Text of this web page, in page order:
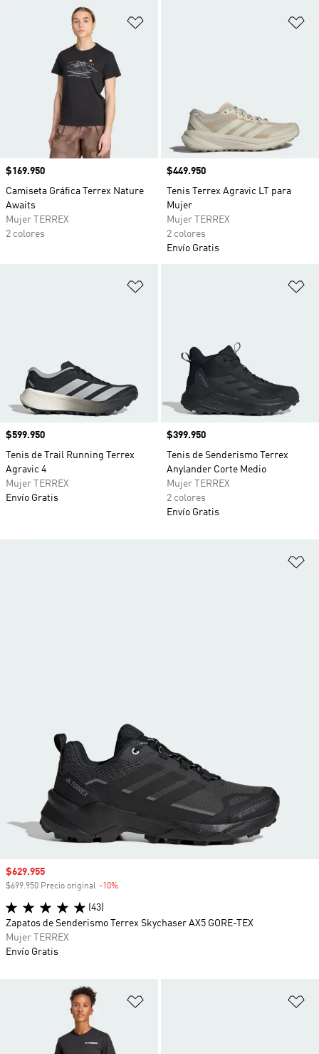
Precio
$169.950
Camiseta Gráfica Terrex Nature
Awaits
Mujer TERREX
2 colores
Precio
$449.950
Tenis Terrex Agravic LT para
Mujer
Mujer TERREX
2 colores
Envío Gratis
Precio
$599.950
Tenis de Trail Running Terrex
Agravic 4
Mujer TERREX
Envío Gratis
Precio
$399.950
Tenis de Senderismo Terrex
Anylander Corte Medio
Mujer TERREX
2 colores
Envío Gratis
Precio de venta
$629.955
$699.950 Precio original -10%
(43)
Zapatos de Senderismo Terrex Skychaser AX5 GORE-TEX
Mujer TERREX
Envío Gratis